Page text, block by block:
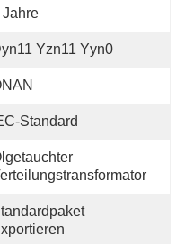
Jahre
Yzn11 Yyn0
Standard